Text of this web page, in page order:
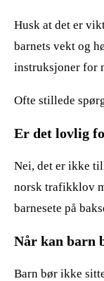
Husk at det er
barnets vekt og
instruksjoner for
Ofte stillede
Er det lovlig
Nei, det er ikke
norsk trafikklov
barnesete på
Når kan barn
Barn bør ikke